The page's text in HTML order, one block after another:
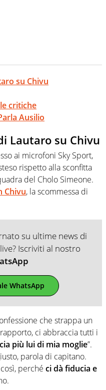
su Chivu
critiche
Ausilio
Lautaro su Chivu
ai microfoni Sky Sport,
rispetto alla sconfitta
del Cholo Simeone.
Chivu, la scommessa di
su ultime news di
Iscriviti al nostro
WhatsApp
che strappa un
ci abbraccia tutti i
più lui di mia moglie”.
parola di capitano.
perché ci dà fiducia e